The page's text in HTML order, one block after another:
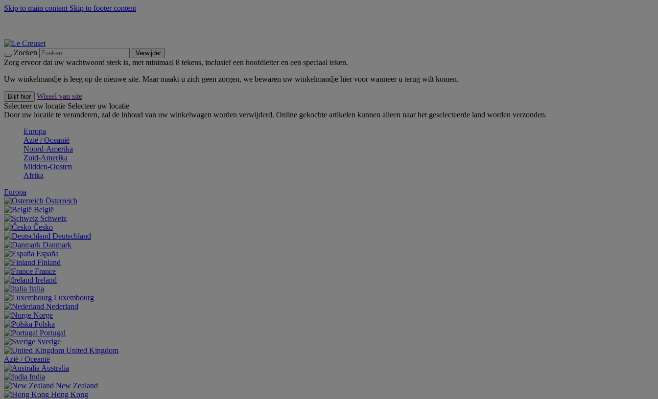
Skip to main content Skip to footer content
Zoeken Verwijder
Zorg ervoor dat uw wachtwoord sterk is, met minimaal 8 tekens, inclusief een hoofdletter en een speciaal teken.
Uw winkelmandje is leeg op de nieuwe site. Maar maakt u zich geen zorgen, we bewaren uw winkelmandje hier voor wanneer u terug wilt komen.
Blijf hier
Wissel van site
Selecteer uw locatie Selecteer uw locatie
Door uw locatie te veranderen, zal de inhoud van uw winkelwagen worden verwijderd. Online gekochte artikelen kunnen alleen naar het geselecteerde land worden verzonden.
Europa
Aziё / Oceaniё
Noord-Amerika
Zuid-Amerika
Midden-Oosten
Afrika
Europa
Österreich
België
Schweiz
Česko
Deutschland
Danmark
España
Finland
France
Ireland
Italia
Luxembourg
Nederland
Norge
Polska
Portugal
Sverige
United Kingdom
Aziё / Oceaniё
Australia
India
New Zealand
Hong Kong